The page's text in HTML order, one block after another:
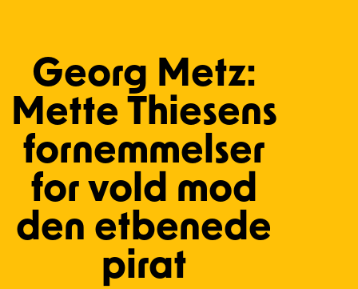
Georg Metz:
Mette Thiesens
fornemmelser
for vold mod
den etbenede
pirat